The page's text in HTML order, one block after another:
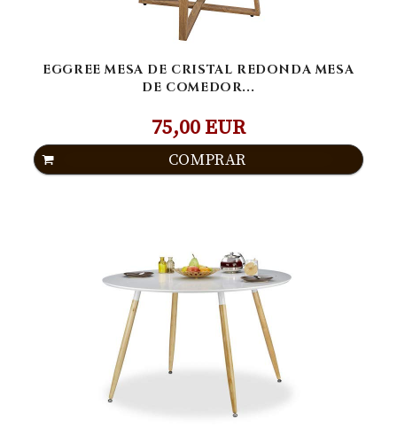
EGGREE MESA DE CRISTAL REDONDA MESA
DE COMEDOR...
75,00 EUR
COMPRAR